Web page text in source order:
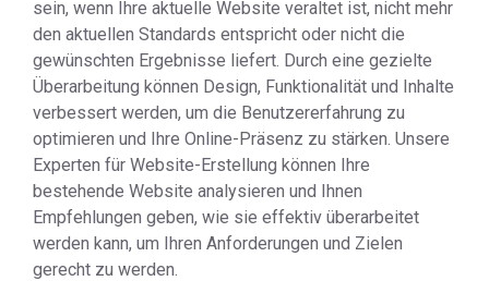
sein, wenn Ihre aktuelle Website veraltet ist, nicht mehr
den aktuellen Standards entspricht oder nicht die
gewünschten Ergebnisse liefert. Durch eine gezielte
Überarbeitung können Design, Funktionalität und Inhalte
verbessert werden, um die Benutzererfahrung zu
optimieren und Ihre Online-Präsenz zu stärken. Unsere
Experten für Website-Erstellung können Ihre
bestehende Website analysieren und Ihnen
Empfehlungen geben, wie sie effektiv überarbeitet
werden kann, um Ihren Anforderungen und Zielen
gerecht zu werden.